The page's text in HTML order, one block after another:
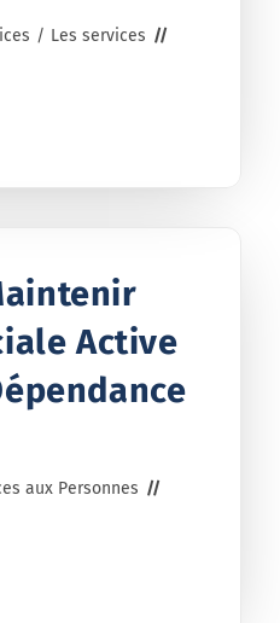
/ Les services
Active
aux Personnes